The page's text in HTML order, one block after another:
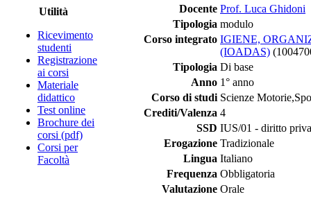
Utilità
Ricevimento
studenti
Registrazione
ai corsi
Materiale
didattico
Test online
Brochure dei
corsi (pdf)
Corsi per
Facoltà
Docente Prof. Luca Ghidoni
Tipologia modulo
Corso integrato IGIENE,
(IOADAS)
Tipologia Di base
Anno 1° anno
Corso di studi Scienze
Crediti/Valenza 4
SSD IUS/01 - diritto
Erogazione Tradizionale
Lingua Italiano
Frequenza Obbligatoria
Valutazione Orale